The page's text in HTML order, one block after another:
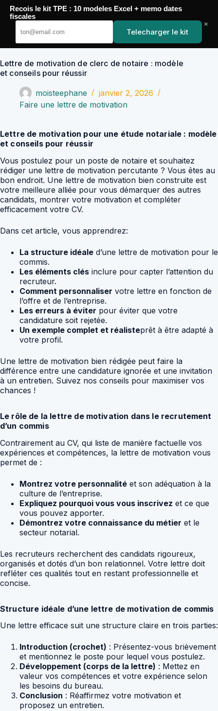
Passer
contenu
YoupiJobs
Lettre de motivation de clerc de notaire : modèle
et conseils pour réussir
moisteephane
janvier 2, 2026
Faire une lettre de motivation
Lettre de motivation pour une étude notariale : modèle
et conseils pour réussir
Vous postulez pour un poste de notaire et souhaitez
rédiger une lettre de motivation percutante ? Vous êtes au
bon endroit. Une lettre de motivation bien construite est
votre meilleure alliée pour vous démarquer des autres
candidats, montrer votre motivation et compléter
efficacement votre CV.
Dans cet article, vous apprendrez:
La structure idéale d’une lettre de motivation pour le
commis.
Les éléments clés inclure pour capter l’attention du
recruteur.
Comment personnaliser votre lettre en fonction de
l’offre et de l’entreprise.
Les erreurs à éviter pour éviter que votre
candidature soit rejetée.
Un exemple complet et réalisteprêt à être adapté à
votre profil.
Une lettre de motivation bien rédigée peut faire la
différence entre une candidature ignorée et une invitation
à un entretien. Suivez nos conseils pour maximiser vos
chances !
Le rôle de la lettre de motivation dans le recrutement
d’un commis
Contrairement au CV, qui liste de manière factuelle vos
expériences et compétences, la lettre de motivation vous
permet de :
Montrez votre personnalité et son adéquation à la
culture de l’entreprise.
Expliquez pourquoi vous vous inscrivez et ce que
vous pouvez apporter.
Démontrez votre connaissance du métier et le
secteur notarial.
Les recruteurs recherchent des candidats rigoureux,
organisés et dotés d’un bon relationnel. Votre lettre doit
refléter ces qualités tout en restant professionnelle et
concise.
Structure idéale d’une lettre de motivation de commis
Une lettre efficace suit une structure claire en trois parties:
Introduction (crochet) : Présentez-vous brièvement
et mentionnez le poste pour lequel vous postulez.
Développement (corps de la lettre) : Mettez en
valeur vos compétences et votre expérience selon
les besoins du bureau.
Conclusion : Réaffirmez votre motivation et
proposez un entretien.
Recois le kit TPE : 10 modeles Excel + memo dates
fiscales
Telecharger le kit
×